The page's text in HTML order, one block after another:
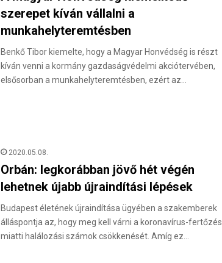
szerepet kíván vállalni a
munkahelyteremtésben
Benkő Tibor kiemelte, hogy a Magyar Honvédség is részt
kíván venni a kormány gazdaságvédelmi akciótervében,
elsősorban a munkahelyteremtésben, ezért az…
2020.05.08.
Orbán: legkorábban jövő hét végén
lehetnek újabb újraindítási lépések
Budapest életének újraindítása ügyében a szakemberek
álláspontja az, hogy meg kell várni a koronavírus-fertőzés
miatti halálozási számok csökkenését. Amíg ez…